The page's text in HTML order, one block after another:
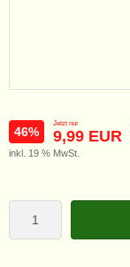
Jetzt nur
9,99 EUR
46%
inkl. 19 % MwSt.